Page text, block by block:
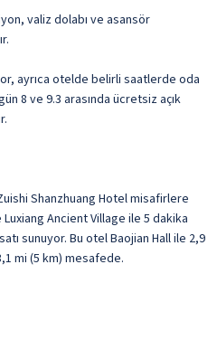
valiz dolabı ve asansör
ayrıca otelde belirli saatlerde oda
8 ve 9.3 arasında ücretsiz açık
Shanzhuang Hotel misafirlere
Ancient Village ile 5 dakika
sunuyor. Bu otel Baojian Hall ile 2,9
mi (5 km) mesafede.